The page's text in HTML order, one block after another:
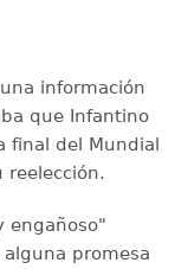
información
que Infantino
final del Mundial
reelección.
engañoso"
promesa